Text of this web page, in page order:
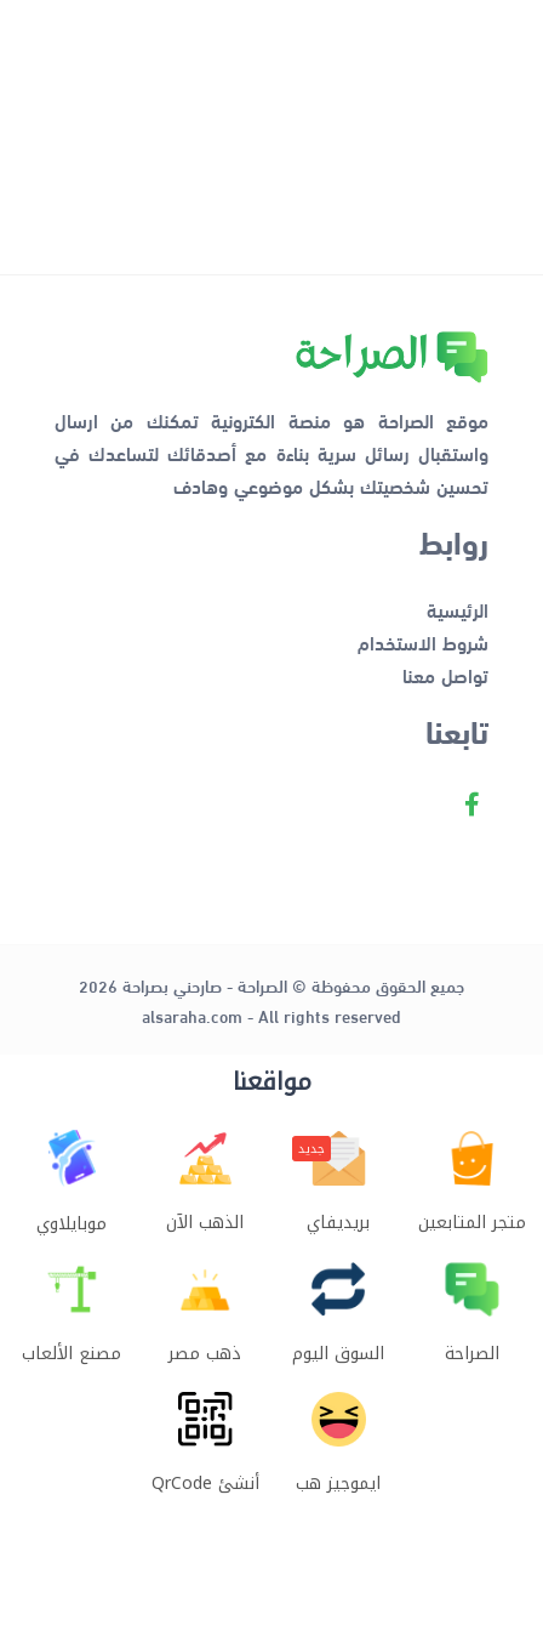
موقع الصراحة هو منصة الكترونية تمكنك من ارسال
واستقبال رسائل سرية بناءة مع أصدقائك لتساعدك في
تحسين شخصيتك بشكل موضوعي وهادف
روابط
الرئيسية
شروط الاستخدام
تواصل معنا
تابعنا
جميع الحقوق محفوظة © الصراحة - صارحني بصراحة 2026
alsaraha.com - All rights reserved